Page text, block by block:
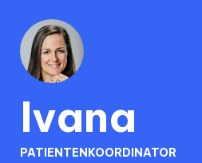
Ivana
PATIENTENKOORDINATOR